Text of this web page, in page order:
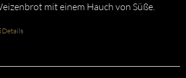
mit einem Hauch von Süße.
Details